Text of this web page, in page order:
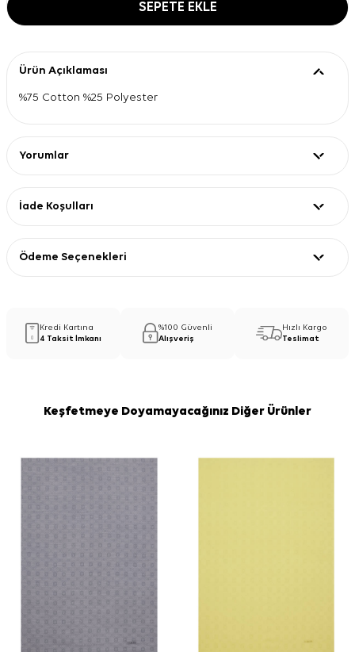
SEPETE EKLE
Ürün Açıklaması
%75 Cotton %25 Polyester
Yorumlar
İade Koşulları
Ödeme Seçenekleri
Kredi Kartına
4 Taksit İmkanı
%100 Güvenli
Alışveriş
Hızlı Kargo
Teslimat
Keşfetmeye Doyamayacağınız Diğer Ürünler